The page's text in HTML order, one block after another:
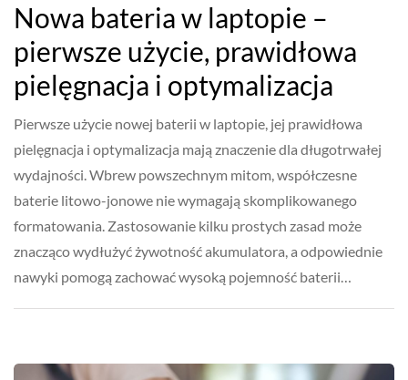
Nowa bateria w laptopie –
pierwsze użycie, prawidłowa
pielęgnacja i optymalizacja
Pierwsze użycie nowej baterii w laptopie, jej prawidłowa
pielęgnacja i optymalizacja mają znaczenie dla długotrwałej
wydajności. Wbrew powszechnym mitom, współczesne
baterie litowo-jonowe nie wymagają skomplikowanego
formatowania. Zastosowanie kilku prostych zasad może
znacząco wydłużyć żywotność akumulatora, a odpowiednie
nawyki pomogą zachować wysoką pojemność baterii…